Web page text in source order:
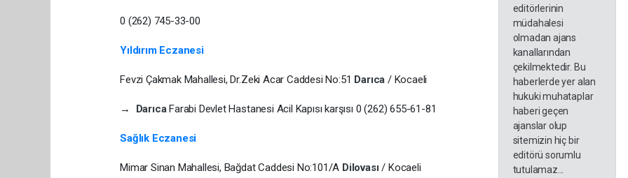
0 (262) 745-33-00
Yıldırım Eczanesi
Fevzi Çakmak Mahallesi, Dr.Zeki Acar Caddesi No:51 Darıca / Kocaeli
→ DarıcaFarabi Devlet Hastanesi Acil Kapısı karşısı 0 (262) 655-61-81
Sağlık Eczanesi
Mimar Sinan Mahallesi, Bağdat Caddesi No:101/A Dilovası / Kocaeli
editörlerinin
müdahalesi
olmadan ajans
kanallarından
çekilmektedir. Bu
haberlerde yer alan
hukuki muhataplar
haberi geçen
ajanslar olup
sitemizin hiç bir
editörü sorumlu
tutulamaz...